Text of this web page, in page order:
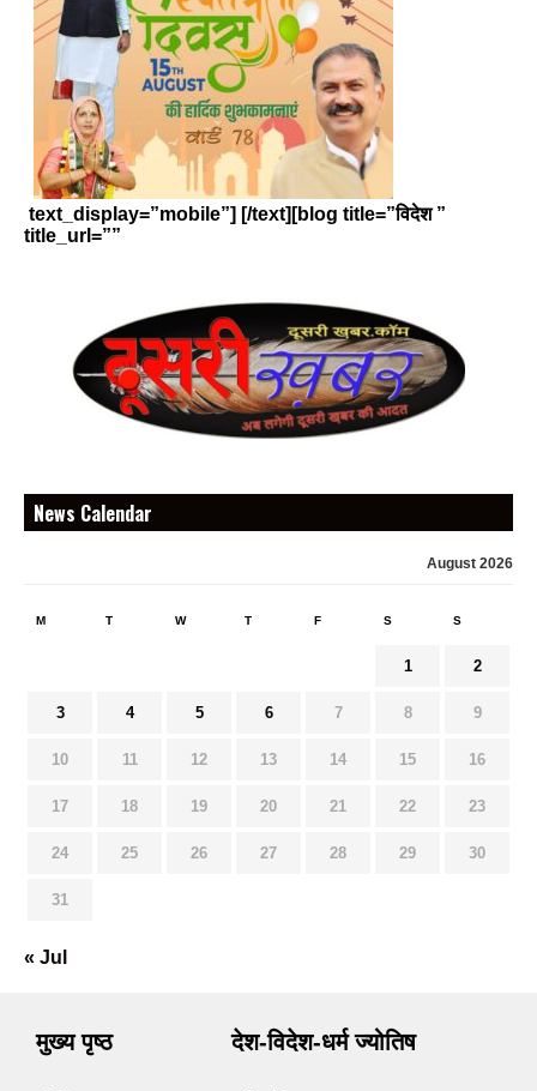
text_display=”mobile”] [/text][blog title=”विदेश ”
title_url=””
News Calendar
August 2026
M T W T F S S
1 2
3 4 5 6 7 8 9
10 11 12 13 14 15 16
17 18 19 20 21 22 23
24 25 26 27 28 29 30
31
« Jul
मुख्य पृष्ठ देश-विदेश-धर्म ज्योतिष